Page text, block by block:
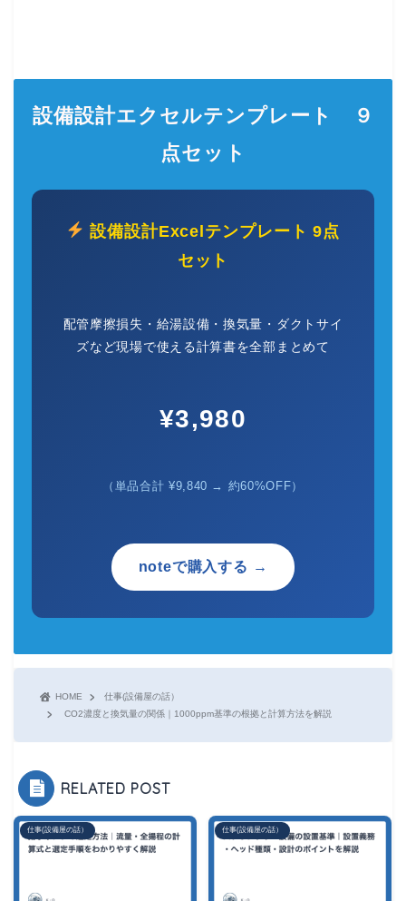
設備設計エクセルテンプレート ９
点セット
設備設計Excelテンプレート 9点
セット
配管摩擦損失・給湯設備・換気量・ダクトサイ
ズなど現場で使える計算書を全部まとめて
¥3,980
（単品合計 ¥9,840 → 約60%OFF）
noteで購入する →
HOME
仕事(設備屋の話）
CO2濃度と換気量の関係｜1000ppm基準の根拠と計算方法を解説
RELATED POST
仕事(設備屋の話） 仕事(設備屋の話）